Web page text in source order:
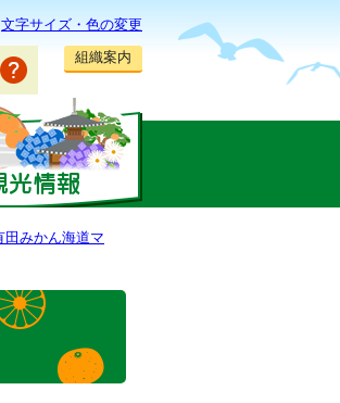
文字サイズ・色の変更
組織案内
田みかん海道マ